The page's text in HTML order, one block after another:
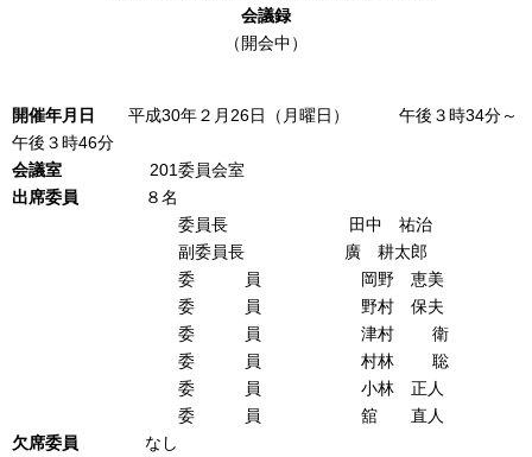
会議録
（開会中）
開催年月日 平成30年２月26日（月曜日） 午後３時34分～
午後３時46分
会議室 201委員会室
出席委員
８名
委員長 田中 祐治
副委員長 廣 耕太郎
委 員 岡野 恵美
委 員 野村 保夫
委 員 津村 衛
委 員 村林 聡
委 員 小林 正人
委 員 舘 直人
欠席委員 なし